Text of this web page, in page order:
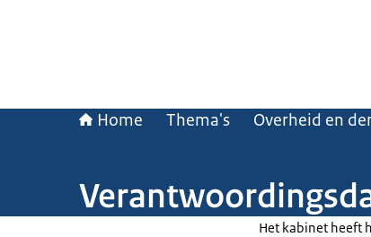
Home Thema's Overheid en
Het kabinet heeft